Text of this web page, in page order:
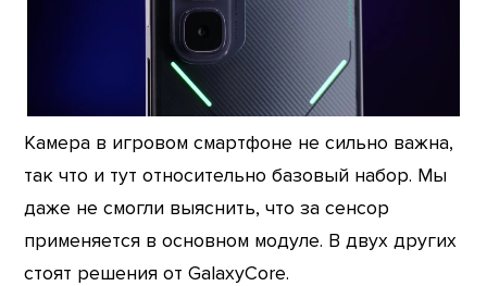
Камера в игровом смартфоне не сильно важна,
так что и тут относительно базовый набор. Мы
даже не смогли выяснить, что за сенсор
применяется в основном модуле. В двух других
стоят решения от GalaxyCore.